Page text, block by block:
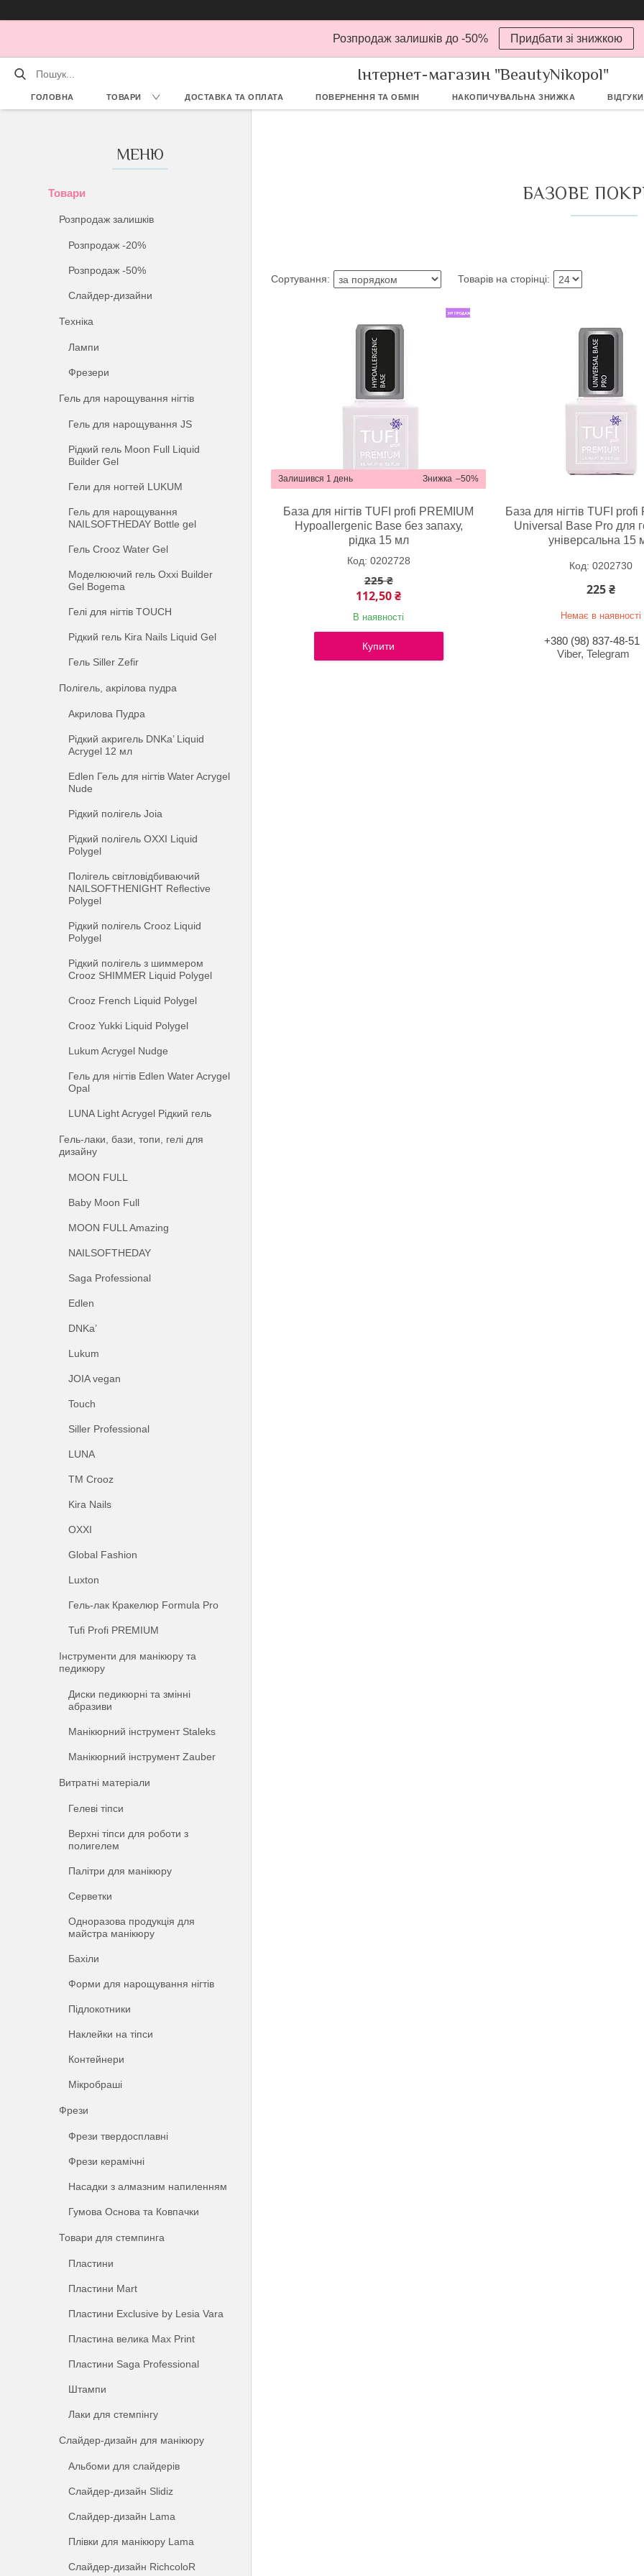
Розпродаж залишків до -50% Придбати зі знижкою
Інтернет-магазин "BeautyNikopol"
ГОЛОВНА ТОВАРИ ДОСТАВКА ТА ОПЛАТА ПОВЕРНЕННЯ ТА ОБМІН НАКОПИЧУВАЛЬНА ЗНИЖКА ВІДГУКИ
Товари
Розпродаж залишків
Розпродаж -20%
Розпродаж -50%
Слайдер-дизайни
Техніка
Лампи
Фрезери
Гель для нарощування нігтів
Гель для нарощування JS
Рідкий гель Moon Full Liquid
Builder Gel
Гели для ногтей LUKUM
Гель для нарощування
NAILSOFTHEDAY Bottle gel
Гель Crooz Water Gel
Моделюючий гель Oxxi Builder
Gel Bogema
Гелі для нігтів TOUCH
Рідкий гель Kira Nails Liquid Gel
Гель Siller Zefir
Полігель, акрілова пудра
Акрилова Пудра
Рідкий акригель DNKa’ Liquid
Acrygel 12 мл
Edlen Гель для нігтів Water Acrygel
Nude
Рідкий полігель Joia
Рідкий полігель OXXI Liquid
Polygel
Полігель світловідбиваючий
NAILSOFTHENIGHT Reflective
Polygel
Рідкий полігель Crooz Liquid
Polygel
Рідкий полігель з шиммером
Crooz SHIMMER Liquid Polygel
Crooz French Liquid Polygel
Crooz Yukki Liquid Polygel
Lukum Acrygel Nudge
Гель для нігтів Edlen Water Acrygel
Opal
LUNA Light Acrygel Рідкий гель
Гель-лаки, бази, топи, гелі для
дизайну
MOON FULL
Baby Moon Full
MOON FULL Amazing
NAILSOFTHEDAY
Saga Professional
Edlen
DNKa’
Lukum
JOIA vegan
Touch
Siller Professional
LUNA
ТМ Crooz
Kira Nails
OXXI
Global Fashion
Luxton
Гель-лак Кракелюр Formula Pro
Tufi Profi PREMIUM
Інструменти для манікюру та
педикюру
Диски педикюрні та змінні
абразиви
Манікюрний інструмент Staleks
Манікюрний інструмент Zauber
Витратні матеріали
Гелеві тіпси
Верхні тіпси для роботи з
полигелем
Палітри для манікюру
Серветки
Одноразова продукція для
майстра манікюру
Бахіли
Форми для нарощування нігтів
Підлокотники
Наклейки на тіпси
Контейнери
Мікробраші
Фрези
Фрези твердосплавні
Фрези керамічні
Насадки з алмазним напиленням
Гумова Основа та Ковпачки
Товари для стемпинга
Пластини
Пластини Mart
Пластини Exclusive by Lesia Vara
Пластина велика Max Print
Пластини Saga Professional
Штампи
Лаки для стемпінгу
Слайдер-дизайн для манікюру
Альбоми для слайдерів
Слайдер-дизайн Slidiz
Слайдер-дизайн Lama
Плівки для манікюру Lama
Слайдер-дизайн RichcoloR
БАЗОВЕ
–50%
Залишився 1 день
База для нігтів TUFI profi PREMIUM
Hypoallergenic Base без запаху,
рідка 15 мл
0202728
225 ₴
112,50 ₴
В наявності
Купити
База для нігтів TUFI profi
Universal Base Pro для
універсальна 15
0202730
225 ₴
Немає в наявності
+380 (98) 837-48-51
Viber, Telegram